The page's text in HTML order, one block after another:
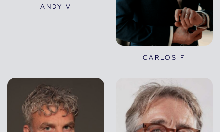
ANDY V
CARLOS F